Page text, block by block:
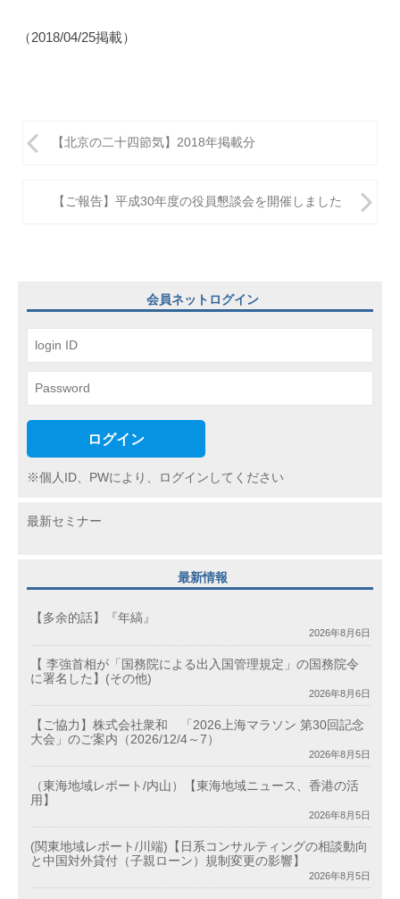
（2018/04/25掲載）
投
シ
ョ
ン
【北京の二十四節気】2018年掲載分
【ご報告】平成30年度の役員懇談会を開催しました
会員ネットログイン
ログイン
※個人ID、PWにより、ログインしてください
最新セミナー
最新情報
【多余的話】『年縞』
2026年8月6日
【 李強首相が「国務院による出入国管理規定」の国務院令
に署名した】(その他)
2026年8月6日
【ご協力】株式会社衆和 「2026上海マラソン 第30回記念
大会」のご案内（2026/12/4～7）
2026年8月5日
（東海地域レポート/内山）【東海地域ニュース、香港の活
用】
2026年8月5日
(関東地域レポート/川端)【日系コンサルティングの相談動向
と中国対外貸付（子親ローン）規制変更の影響】
2026年8月5日